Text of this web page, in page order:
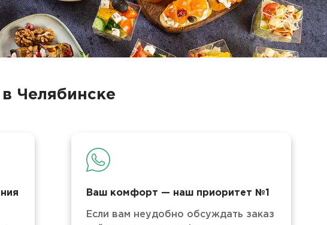
Челябинске
Ваш комфорт — наш приоритет №1
Если вам неудобно обсуждать заказ